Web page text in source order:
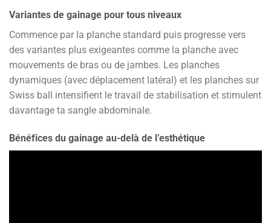
Variantes de gainage pour tous niveaux
Commence par la planche standard puis progresse vers
des variantes plus exigeantes comme la planche avec
mouvements de bras ou de jambes. Les planches
dynamiques (avec déplacement latéral) et les planches sur
Swiss ball intensifient le travail de stabilisation et stimulent
davantage ta sangle abdominale.
Bénéfices du gainage au-delà de l’esthétique